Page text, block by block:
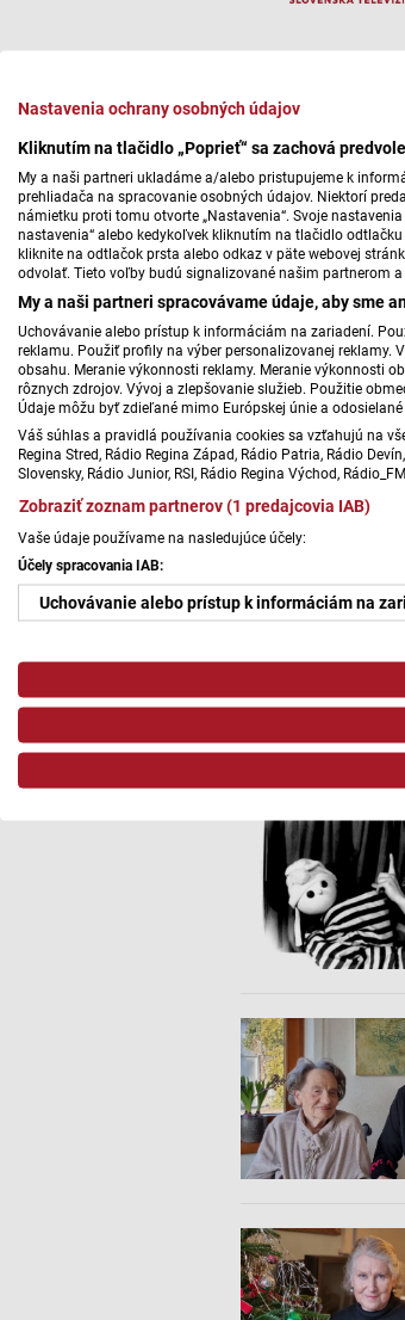
Nastavenia ochrany osobných údajov
Kliknutím na tlačidlo „Poprieť“ sa zachová
My a naši partneri ukladáme a/alebo pristupujeme k
prehliadača na spracovanie osobných údajov. Niektorí
námietku proti tomu otvorte „Nastavenia“. Svoje
nastavenia“ alebo kedykoľvek kliknutím na tlačidlo
kliknite na odtlačok prsta alebo odkaz v päte webovej
odvolať. Tieto voľby budú signalizované našim partnerom
My a naši partneri spracovávame údaje, aby sme
Uchovávanie alebo prístup k informáciám na zariadení.
reklamu. Použiť profily na výber personalizovanej reklamy.
obsahu. Meranie výkonnosti reklamy. Meranie výkonnosti
rôznych zdrojov. Vývoj a zlepšovanie služieb. Použitie
Údaje môžu byť zdieľané mimo Európskej únie a odosielané
Váš súhlas a pravidlá používania cookies sa vzťahujú na
Regina Stred, Rádio Regina Západ, Rádio Patria, Rádio
Slovensky, Rádio Junior, RSI, Rádio Regina Východ,
Zobraziť zoznam partnerov (1 predajcovia IAB)
Vaše údaje používame na nasledujúce účely:
Účely spracovania IAB:
Uchovávanie alebo prístup k informáciám na
Vytvoriť profily pre personalizovanú reklamu
Použiť profily na výber personalizovanej
Použiť profily na výber prispôsobeného obsahu
Vývoj a zlepšovanie služieb
Použitie obmedzených údajov na výber obsahu
Používanie presných údajov o geografickej
Účely spracovania, ktoré nie sú v kompetencii IAB: